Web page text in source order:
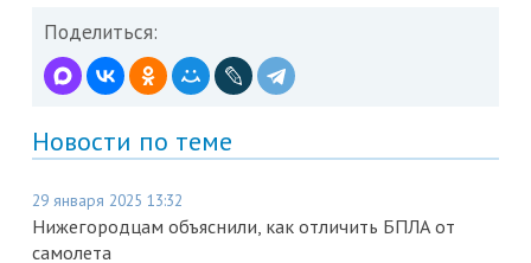
Поделиться:
Новости по теме
29 января 2025 13:32
Нижегородцам объяснили, как отличить БПЛА от
самолета